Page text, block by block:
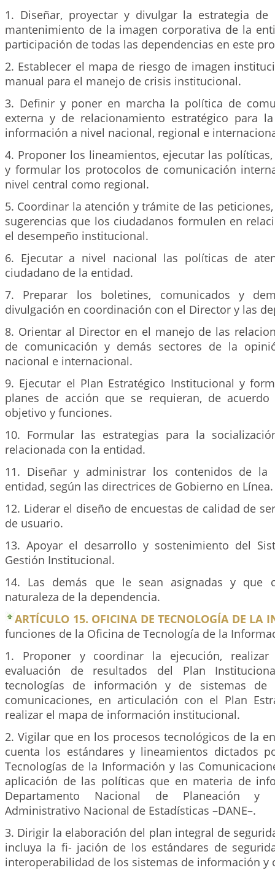
1. Diseñar, proyectar y divulgar la estrategia de
mantenimiento de la imagen corporativa de la
participación de todas las dependencias en este
2. Establecer el mapa de riesgo de imagen
manual para el manejo de crisis institucional.
3. Definir y poner en marcha la política de
externa y de relacionamiento estratégico para
información a nivel nacional, regional e
4. Proponer los lineamientos, ejecutar las
y formular los protocolos de comunicación
nivel central como regional.
5. Coordinar la atención y trámite de las
sugerencias que los ciudadanos formulen en
el desempeño institucional.
6. Ejecutar a nivel nacional las políticas de
ciudadano de la entidad.
7. Preparar los boletines, comunicados y
divulgación en coordinación con el Director y las
8. Orientar al Director en el manejo de las
de comunicación y demás sectores de la
nacional e internacional.
9. Ejecutar el Plan Estratégico Institucional y
planes de acción que se requieran, de acuerdo
objetivo y funciones.
10. Formular las estrategias para la
relacionada con la entidad.
11. Diseñar y administrar los contenidos de
entidad, según las directrices de Gobierno en Línea.
12. Liderar el diseño de encuestas de calidad de
de usuario.
13. Apoyar el desarrollo y sostenimiento del
Gestión Institucional.
14. Las demás que le sean asignadas y que
naturaleza de la dependencia.
ARTÍCULO 15. OFICINA DE TECNOLOGÍA DE LA
funciones de la Oficina de Tecnología de la
1. Proponer y coordinar la ejecución,
evaluación de resultados del Plan
tecnologías de información y de sistemas
comunicaciones, en articulación con el Plan
realizar el mapa de información institucional.
2. Vigilar que en los procesos tecnológicos de la
cuenta los estándares y lineamientos dictados
Tecnologías de la Información y las
aplicación de las políticas que en materia de
Departamento Nacional de Planeación y
Administrativo Nacional de Estadísticas –DANE–.
3. Dirigir la elaboración del plan integral de
incluya la fi- jación de los estándares de
interoperabilidad de los sistemas de información y